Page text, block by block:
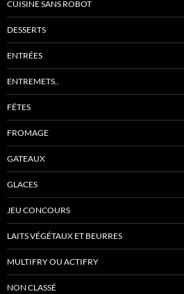
CUISINE SANS ROBOT
DESSERTS
ENTRÉES
ENTREMETS..
FÊTES
FROMAGE
GATEAUX
GLACES
JEU CONCOURS
LAITS VÉGÉTAUX ET BEURRES
MULTIFRY OU ACTIFRY
NON CLASSÉ